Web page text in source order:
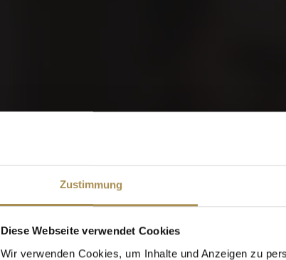
Zustimmung
Diese Webseite verwendet Cookies
Wir verwenden Cookies, um Inhalte und Anzeigen zu
World